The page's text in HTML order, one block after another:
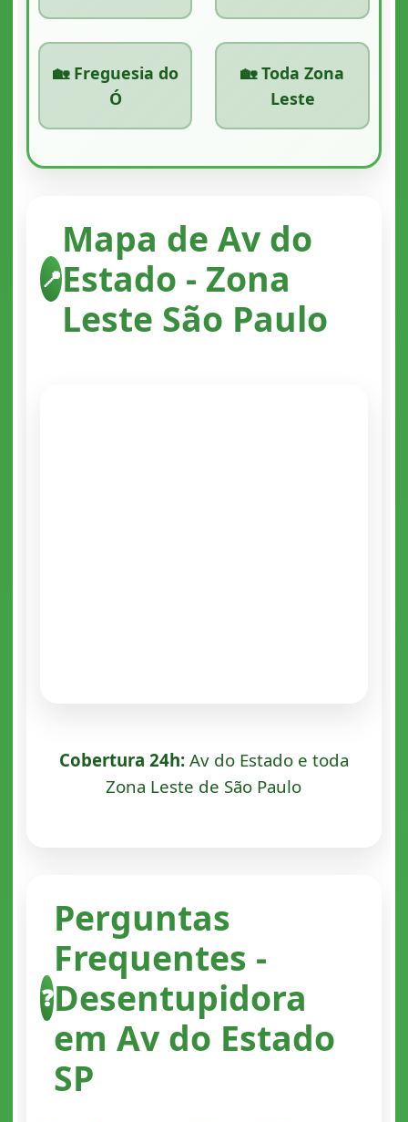
🏡 Freguesia do
Ó
🏡 Toda Zona
Leste
📍
Mapa de Av do
Estado - Zona
Leste São Paulo
Cobertura 24h:Av do Estado e toda
Zona Leste de São Paulo
❓
Perguntas
Frequentes -
Desentupidora
em Av do Estado
SP